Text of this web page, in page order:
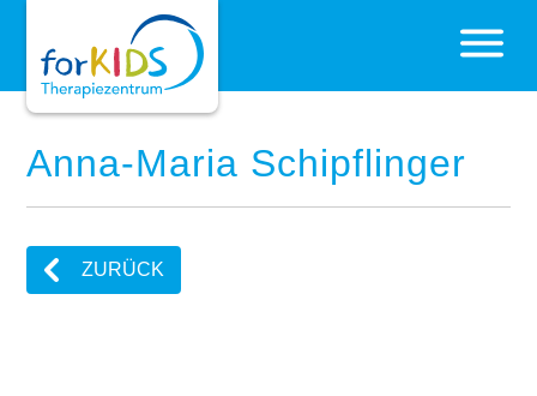
Anna-Maria Schipflinger
ZURÜCK